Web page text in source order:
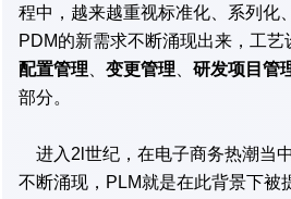
程中，越来越重视标准化、系列化
PDM的新需求不断涌现出来，工艺
配置管理
变更管理 研发项目管
部分。
进入2l世纪，在电子商务热潮当
不断涌现，PLM就是在此背景下被